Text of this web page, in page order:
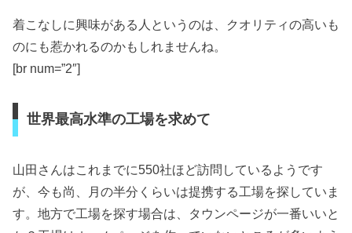
着こなしに興味がある人というのは、クオリティの高いも
のにも惹かれるのかもしれませんね。
[br num=”2″]
世界最高水準の工場を求めて
山田さんはこれまでに550社ほど訪問しているようです
が、今も尚、月の半分くらいは提携する工場を探していま
す。地方で工場を探す場合は、タウンページが一番いいと